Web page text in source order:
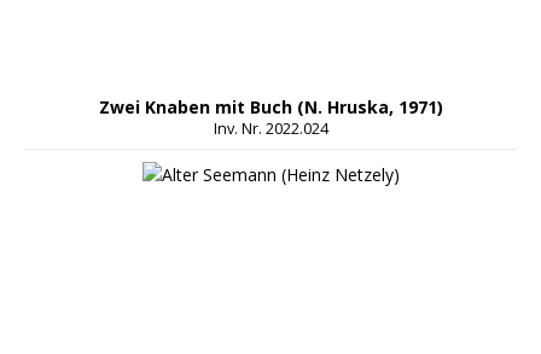
Zwei Knaben mit Buch (N. Hruska, 1971)
Inv. Nr. 2022.024